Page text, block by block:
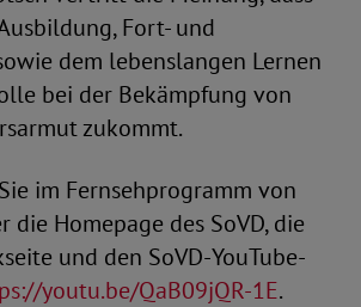
Fort- und
dem lebenslangen Lernen
bei der Bekämpfung von
zukommt.
im Fernsehprogramm von
die Homepage des SoVD, die
und den SoVD-YouTube-
youtu.be/QaB09jQR-1E.